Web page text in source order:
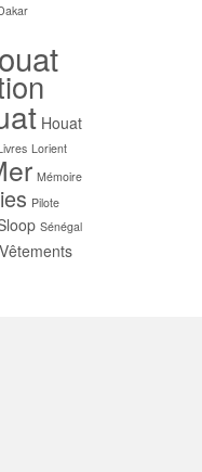
Houat
Lorient
Mémoire
Pilote
Sénégal
Vêtements